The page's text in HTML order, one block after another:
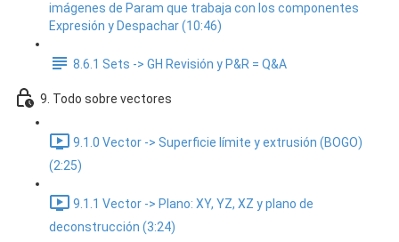
imágenes de Param que trabaja con los componentes
Expresión y Despachar (10:46)
8.6.1 Sets -> GH Revisión y P&R = Q&A
9. Todo sobre vectores
9.1.0 Vector -> Superficie límite y extrusión (BOGO)
(2:25)
9.1.1 Vector -> Plano: XY, YZ, XZ y plano de
deconstrucción (3:24)